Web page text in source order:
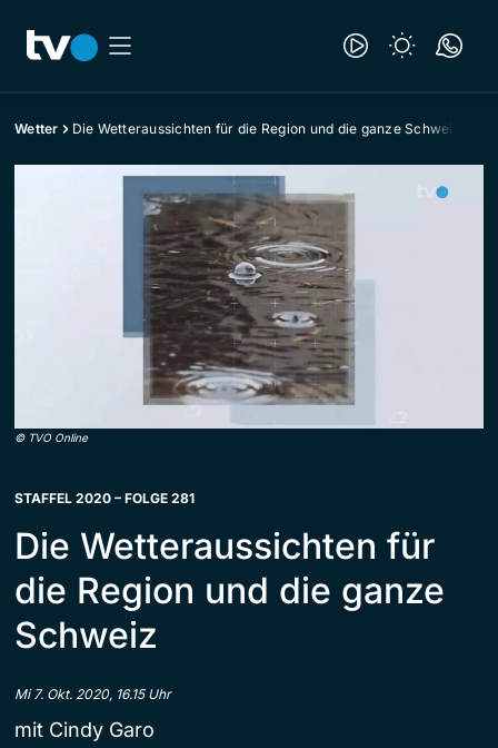
Wetter Die Wetteraussichten für die Region und die ganze Schweiz
© TVO Online
STAFFEL 2020 – FOLGE 281
Die Wetteraussichten für
die Region und die ganze
Schweiz
Mi 7. Okt. 2020, 16.15 Uhr
mit Cindy Garo